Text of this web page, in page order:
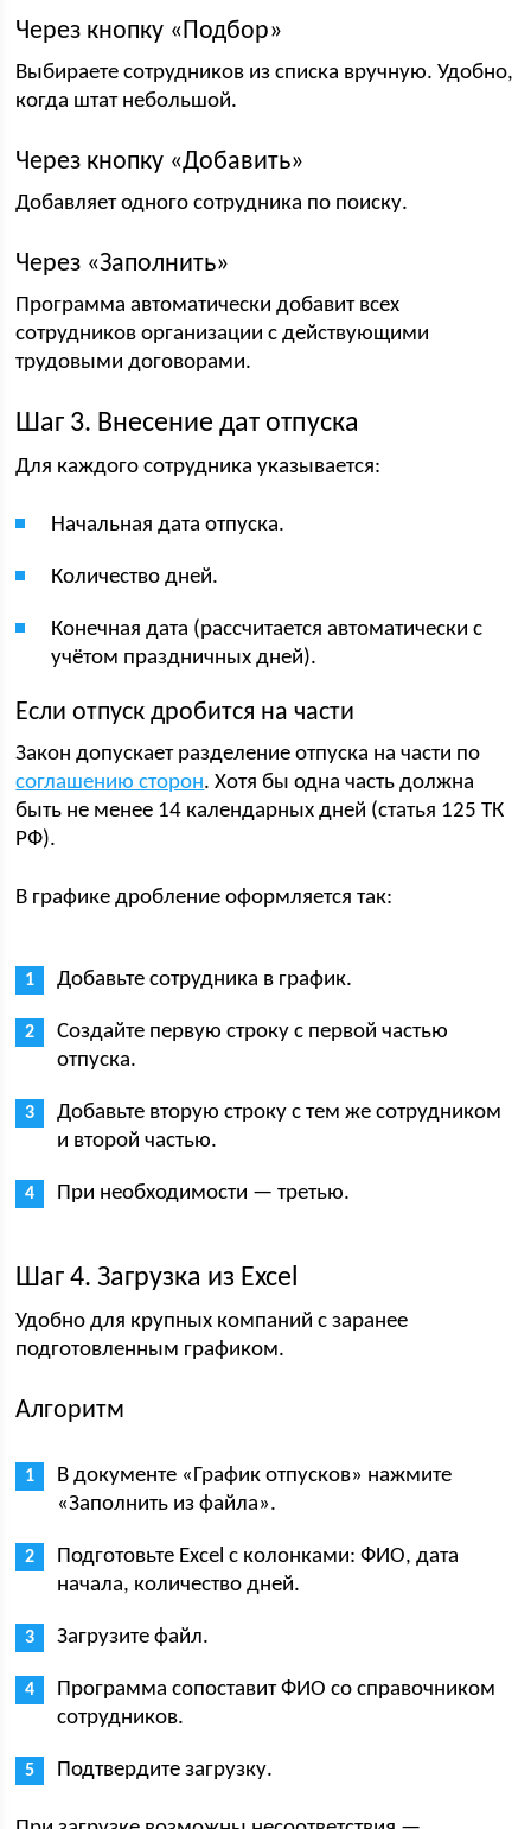
Через кнопку «Подбор»
Выбираете сотрудников из списка вручную. Удобно,
когда штат небольшой.
Через кнопку «Добавить»
Добавляет одного сотрудника по поиску.
Через «Заполнить»
Программа автоматически добавит всех
сотрудников организации с действующими
трудовыми договорами.
Шаг 3. Внесение дат отпуска
Для каждого сотрудника указывается:
Начальная дата отпуска.
Количество дней.
Конечная дата (рассчитается автоматически с
учётом праздничных дней).
Если отпуск дробится на части
Закон допускает разделение отпуска на части по
соглашению сторон. Хотя бы одна часть должна
быть не менее 14 календарных дней (статья 125 ТК
РФ).
В графике дробление оформляется так:
Добавьте сотрудника в график.
Создайте первую строку с первой частью
отпуска.
Добавьте вторую строку с тем же сотрудником
и второй частью.
При необходимости — третью.
Шаг 4. Загрузка из Excel
Удобно для крупных компаний с заранее
подготовленным графиком.
Алгоритм
В документе «График отпусков» нажмите
«Заполнить из файла».
Подготовьте Excel с колонками: ФИО, дата
начала, количество дней.
Загрузите файл.
Программа сопоставит ФИО со справочником
сотрудников.
Подтвердите загрузку.